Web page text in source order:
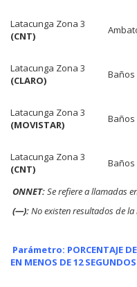
Latacunga Zona 3
(CNT)
Latacunga Zona 3
(CLARO)
Baños
Latacunga Zona 3
(MOVISTAR)
Baños
Latacunga Zona 3
(CNT)
Baños
ONNET:Se refiere a llamadas
(—):No existen resultados de
Parámetro: PORCENTAJE
EN MENOS DE 12 SEGUNDOS